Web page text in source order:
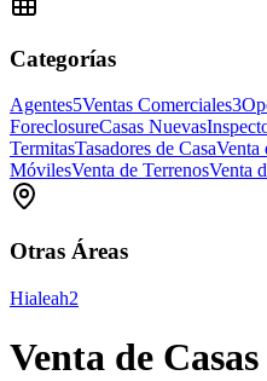
Categorías
Agentes5Ventas Comerciales3
ForeclosureCasas Nuevas
TermitasTasadores de CasaVenta
MóvilesVenta de TerrenosVenta
Otras Áreas
Hialeah2
Venta de